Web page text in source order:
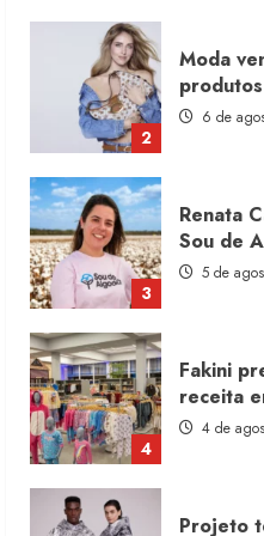
3
Renata
Sou de
5 de
4
Fakini
receita
4 de
5
Projeto
moda
4 de
Dia dos